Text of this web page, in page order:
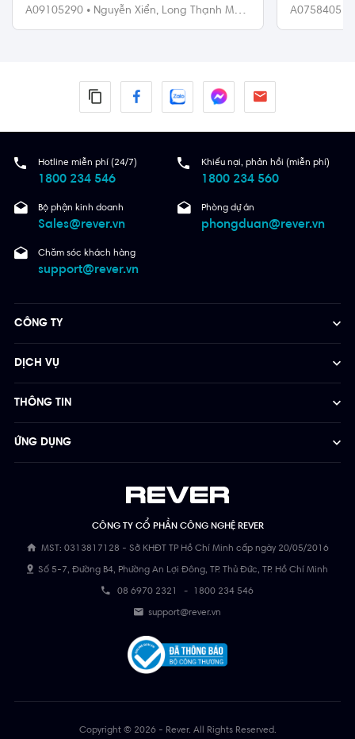
đầy đủ nội thất.
A09105290 • Nguyễn Xiển, Long Thạnh Mỹ,
ngủ - Tầng
A0758405
Hotline miễn phí (24/7)
1800 234 546
Khiếu nại, phản hồi (miễn phí)
1800 234 560
Bộ phận kinh doanh
Sales@rever.vn
Phòng dự án
phongduan@rever.vn
Chăm sóc khách hàng
support@rever.vn
CÔNG TY CỔ PHẦN CÔNG NGHỆ REVER
MST: 0313817128 - Sở KHĐT TP Hồ Chí Minh cấp ngày 20/05/2016
Số 5-7, Đường B4, Phường An Lợi Đông, TP. Thủ Đức, TP. Hồ Chí Minh
08 6970 2321 - 1800 234 546
support@rever.vn
CÔNG TY
DỊCH VỤ
THÔNG TIN
ỨNG DỤNG
Copyright © 2026 - Rever. All Rights Reserved.